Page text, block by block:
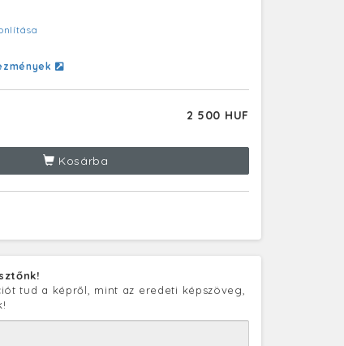
2 500 HUF
Kosárba
tud a képről, mint az eredeti képszöveg,